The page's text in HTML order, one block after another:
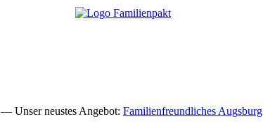
— Unser neustes Angebot: Familienfreundliches Augsburg